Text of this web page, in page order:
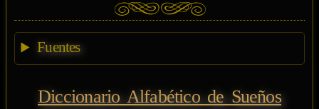
Fuentes
Diccionario Alfabético de Sueños